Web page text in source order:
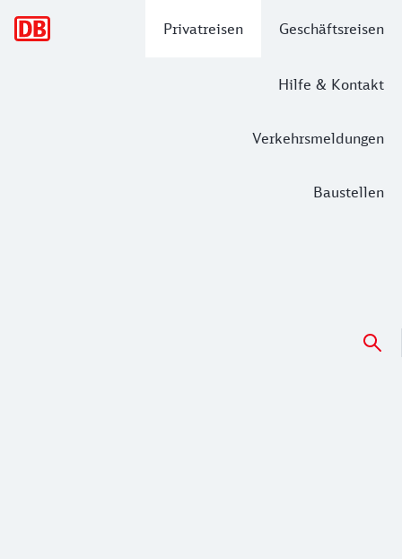
Privatreisen Geschäftsreisen
Hilfe & Kontakt
Verkehrsmeldungen
Baustellen